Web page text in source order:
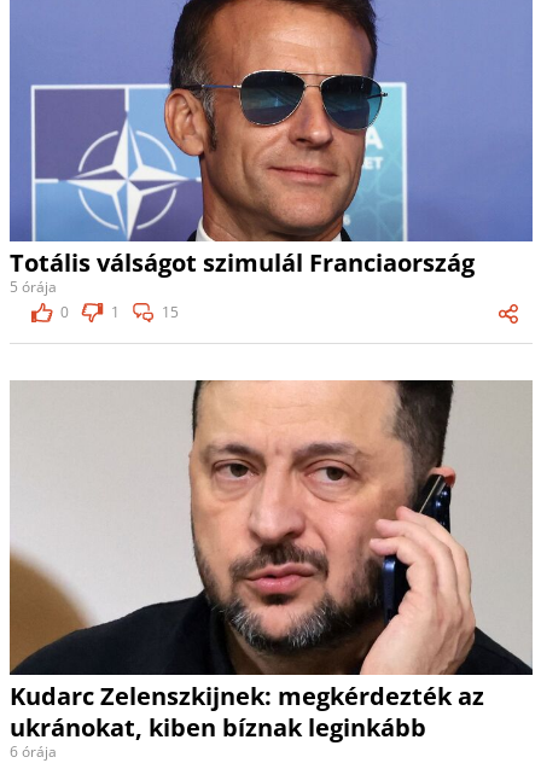
Totális válságot szimulál Franciaország
5 órája
0
1 15
Kudarc Zelenszkijnek: megkérdezték az
ukránokat, kiben bíznak leginkább
6 órája